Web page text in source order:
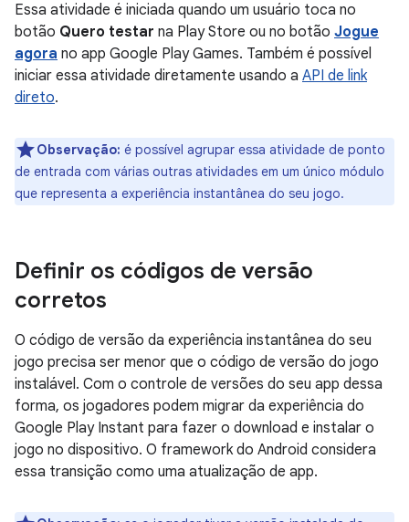
Essa atividade é iniciada quando um usuário toca no
botão Quero testar na Play Store ou no botão Jogue
agora no app Google Play Games. Também é possível
iniciar essa atividade diretamente usando a API de link
direto.
Observação: é possível agrupar essa atividade de ponto
de entrada com várias outras atividades em um único módulo
que representa a experiência instantânea do seu jogo.
Definir os códigos de versão
corretos
O código de versão da experiência instantânea do seu
jogo precisa ser menor que o código de versão do jogo
instalável. Com o controle de versões do seu app dessa
forma, os jogadores podem migrar da experiência do
Google Play Instant para fazer o download e instalar o
jogo no dispositivo. O framework do Android considera
essa transição como uma atualização de app.